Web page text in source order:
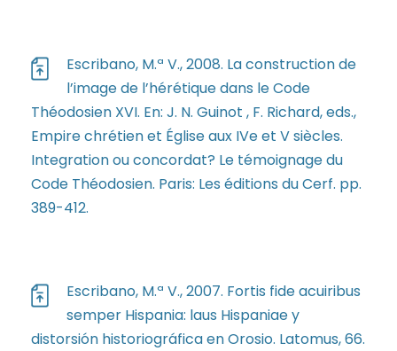
Escribano, M.ª V., 2008. La construction de
l’image de l’hérétique dans le Code
Théodosien XVI. En: J. N. Guinot , F. Richard, eds.,
Empire chrétien et Église aux IVe et V siècles.
Integration ou concordat? Le témoignage du
Code Théodosien. Paris: Les éditions du Cerf. pp.
389-412.
Escribano, M.ª V., 2007. Fortis fide acuiribus
semper Hispania: laus Hispaniae y
distorsión historiográfica en Orosio. Latomus, 66.